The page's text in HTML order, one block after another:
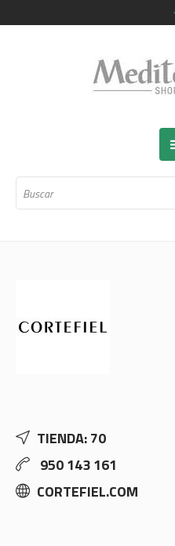
TIENDA: 70
950 143 161
CORTEFIEL.COM